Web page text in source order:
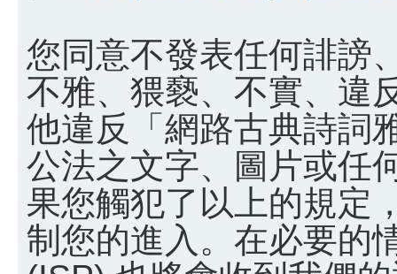
您同意不發表任何誹謗
不雅、猥褻、不實、違
他違反「網路古典詩詞
公法之文字、圖片或任
果您觸犯了以上的規定
制您的進入。在必要的